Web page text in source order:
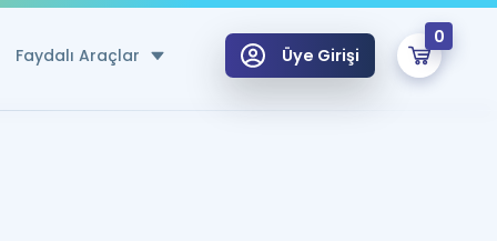
Faydalı Araçlar Üye Girişi
0